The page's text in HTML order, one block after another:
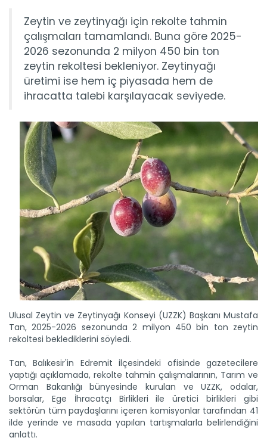
Zeytin ve zeytinyağı için rekolte tahmin
çalışmaları tamamlandı. Buna göre 2025-
2026 sezonunda 2 milyon 450 bin ton
zeytin rekoltesi bekleniyor. Zeytinyağı
üretimi ise hem iç piyasada hem de
ihracatta talebi karşılayacak seviyede.
Ulusal Zeytin ve Zeytinyağı Konseyi (UZZK) Başkanı Mustafa
Tan, 2025-2026 sezonunda 2 milyon 450 bin ton zeytin
rekoltesi beklediklerini söyledi.
Tan, Balıkesir'in Edremit ilçesindeki ofisinde gazetecilere
yaptığı açıklamada, rekolte tahmin çalışmalarının, Tarım ve
Orman Bakanlığı bünyesinde kurulan ve UZZK, odalar,
borsalar, Ege İhracatçı Birlikleri ile üretici birlikleri gibi
sektörün tüm paydaşlarını içeren komisyonlar tarafından 41
ilde yerinde ve masada yapılan tartışmalarla belirlendiğini
anlattı.
Türk kuru meyve sektörü...
Çekirdeksiz kuru üzüm, kuru incir ve kuru kayısıdaki yüksek...
Devamını Oku ->